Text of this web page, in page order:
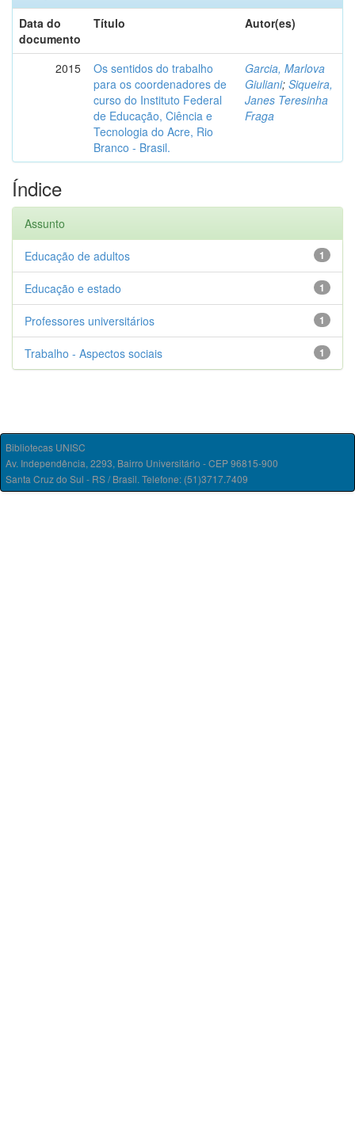
Data do
documento
Título Autor(es)
2015
Os sentidos do trabalho
para os coordenadores de
curso do Instituto Federal
de Educação, Ciência e
Tecnologia do Acre, Rio
Branco - Brasil.
Garcia, Marlova
Giuliani; Siqueira,
Janes Teresinha
Fraga
Índice
Assunto
1
Educação de adultos
1
Educação e estado
1
Professores universitários
1
Trabalho - Aspectos sociais
Bibliotecas UNISC
Av. Independência, 2293, Bairro Universitário - CEP 96815-900
Santa Cruz do Sul - RS / Brasil. Telefone: (51)3717.7409